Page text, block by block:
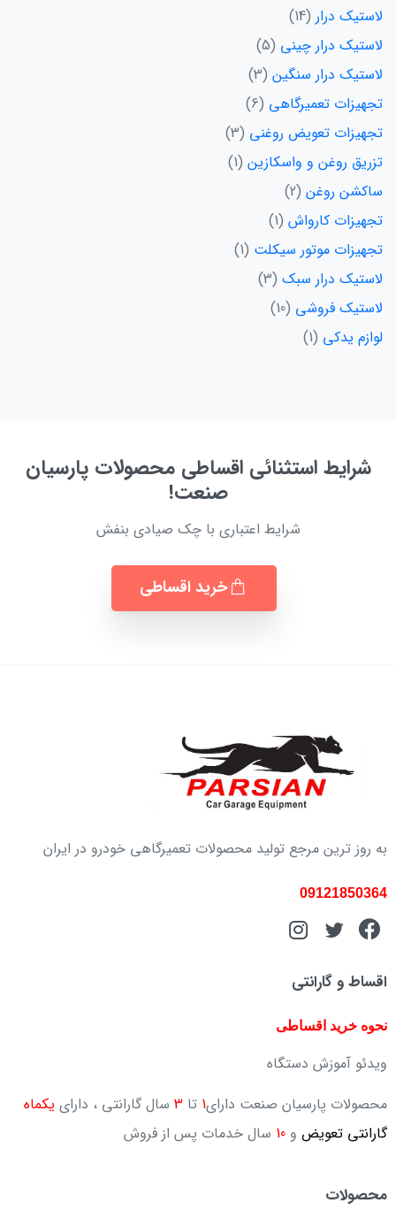
لاستیک درار 14
لاستیک درار چینی 5
لاستیک درار سنگین 3
تجهیزات تعمیرگاهی 6
تجهیزات تعویض روغنی 3
تزریق روغن و واسکازین 1
ساکشن روغن 2
تجهیزات کارواش 1
تجهیزات موتور سیکلت 1
لاستیک درار سبک 3
لاستیک فروشی 10
لوازم یدکی 1
شرایط استثنائی اقساطی محصولات پارسیان
صنعت!
شرایط اعتباری با چک صیادی بنفش
خرید اقساطی
به روز ترین مرجع تولید محصولات تعمیرگاهی خودرو در ایران
09121850364
اقساط و گارانتی
نحوه خرید اقساطی
ویدئو آموزش دستگاه
محصولات پارسیان صنعت دارای1 تا 3 سال گارانتی ، دارای یکماه
گارانتی تعویض و 10 سال خدمات پس از فروش
محصولات